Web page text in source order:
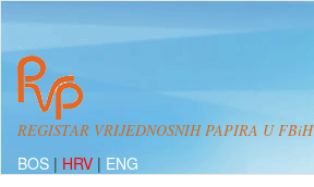
REGISTAR VRIJEDNOSNIH PAPIRA U FBiH
BOS | HRV | ENG